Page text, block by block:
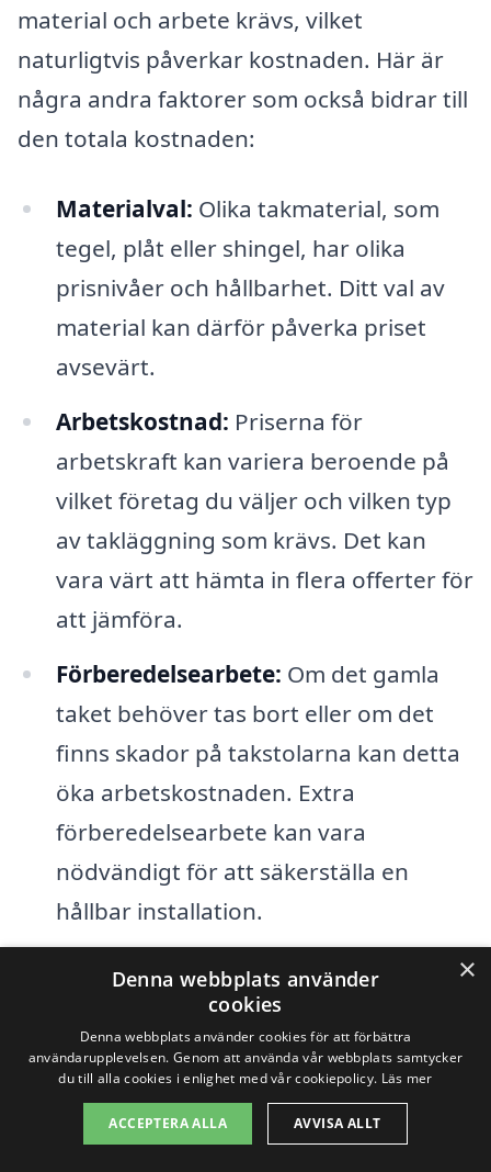
material och arbete krävs, vilket
naturligtvis påverkar kostnaden. Här är
några andra faktorer som också bidrar till
den totala kostnaden:
Materialval: Olika takmaterial, som
tegel, plåt eller shingel, har olika
prisnivåer och hållbarhet. Ditt val av
material kan därför påverka priset
avsevärt.
Arbetskostnad: Priserna för
arbetskraft kan variera beroende på
vilket företag du väljer och vilken typ
av takläggning som krävs. Det kan
vara värt att hämta in flera offerter för
att jämföra.
Förberedelsearbete: Om det gamla
taket behöver tas bort eller om det
finns skador på takstolarna kan detta
öka arbetskostnaden. Extra
förberedelsearbete kan vara
nödvändigt för att säkerställa en
hållbar installation.
Tillstånd och regler:
I vissa fall kan du
behöva ansöka om bygglov, vilket
också kan påverka priset och tidslinjen
för ditt takbyte.
Säsong:Priserna kan variera
×
Denna webbplats använder
cookies
Denna webbplats använder cookies för att förbättra
användarupplevelsen. Genom att använda vår webbplats samtycker
du till alla cookies i enlighet med vår cookiepolicy. Läs mer
ACCEPTERA ALLA AVVISA ALLT